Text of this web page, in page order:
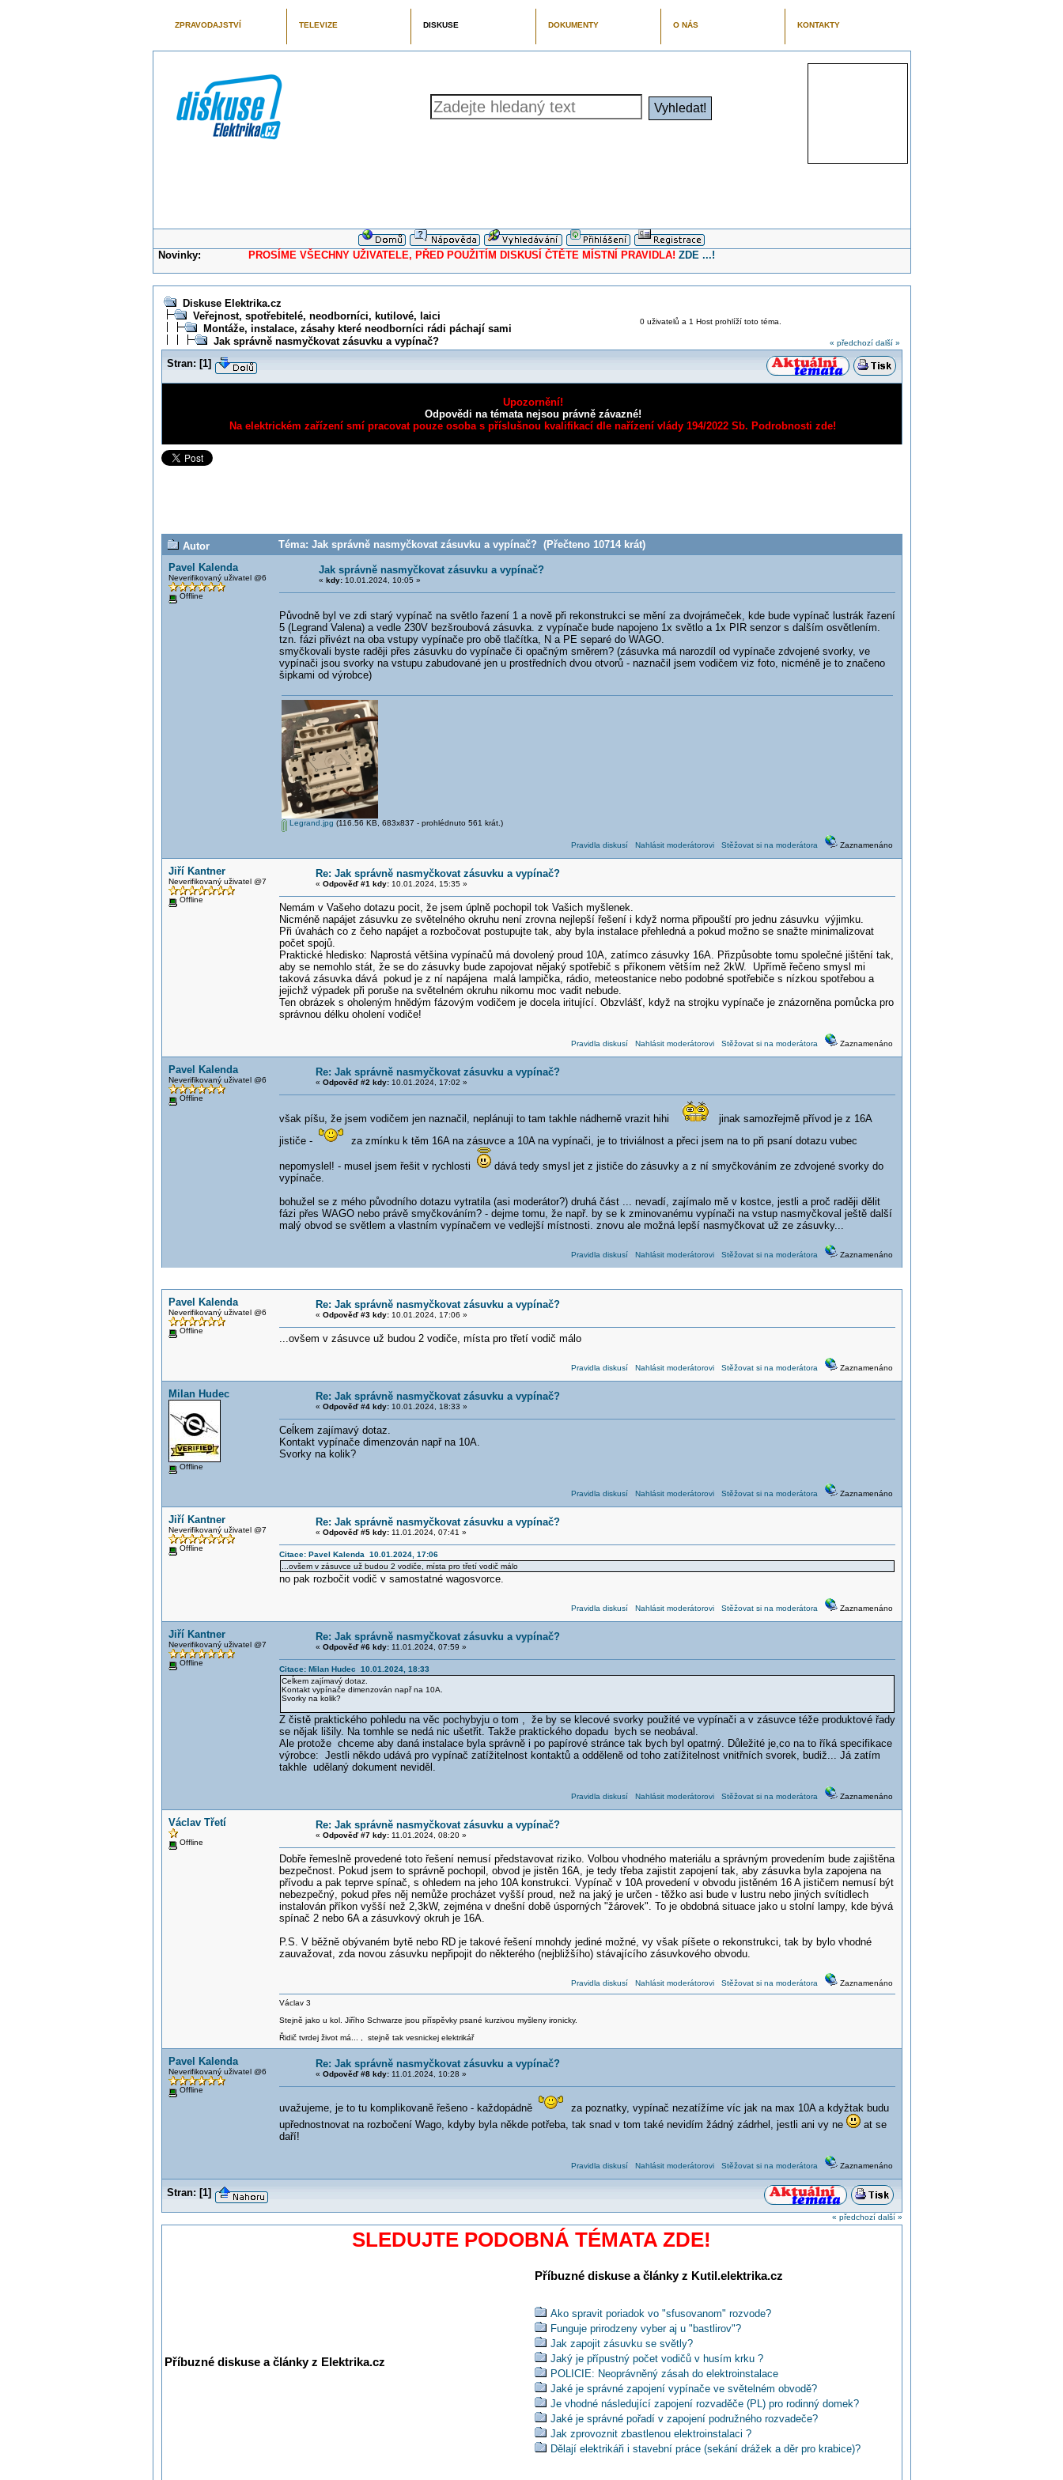
ZPRAVODAJSTVÍ TELEVIZE DISKUSE DOKUMENTY O NÁS KONTAKTY
Novinky: PROSÍME VŠECHNY UŽIVATELE, PŘED POUŽITÍM DISKUSÍ ČTĚTE MÍSTNÍ PRAVIDLA! ZDE ...!
Diskuse Elektrika.cz
Veřejnost, spotřebitelé, neodborníci, kutilové, laici
Montáže, instalace, zásahy které neodborníci rádi páchají sami
Jak správně nasmyčkovat zásuvku a vypínač?
0 uživatelů a 1 Host prohlíží toto téma.
« předchozí další »
Stran: [1]
Upozornění!
Odpovědi na témata nejsou právně závazné!
Na elektrickém zařízení smí pracovat pouze osoba s příslušnou kvalifikací dle nařízení vlády 194/2022 Sb. Podrobnosti zde!
Autor
Téma: Jak správně nasmyčkovat zásuvku a vypínač? (Přečteno 10714 krát)
Pavel Kalenda
Neverifikovaný uživatel @6
Offline
Jak správně nasmyčkovat zásuvku a vypínač?
« kdy:10.01.2024, 10:05 »
Původně byl ve zdi starý vypínač na světlo řazení 1 a nově při rekonstrukci se mění za dvojrámeček, kde bude vypínač lustrák řazení
5 (Legrand Valena) a vedle 230V bezšroubová zásuvka. z vypínače bude napojeno 1x světlo a 1x PIR senzor s dalším osvětlením.
tzn. fázi přivézt na oba vstupy vypínače pro obě tlačítka, N a PE separé do WAGO.
smyčkovali byste raději přes zásuvku do vypínače či opačným směrem? (zásuvka má narozdíl od vypínače zdvojené svorky, ve
vypínači jsou svorky na vstupu zabudované jen u prostředních dvou otvorů - naznačil jsem vodičem viz foto, nicméně je to značeno
šipkami od výrobce)
Legrand.jpg (116.56 KB, 683x837 - prohlédnuto 561 krát.)
Pravidla diskusí Nahlásit moderátorovi Stěžovat si na moderátora Zaznamenáno
Jiří Kantner
Neverifikovaný uživatel @7
Offline
Re: Jak správně nasmyčkovat zásuvku a vypínač?
« Odpověď #1 kdy:10.01.2024, 15:35 »
Nemám v Vašeho dotazu pocit, že jsem úplně pochopil tok Vašich myšlenek.
Nicméně napájet zásuvku ze světelného okruhu není zrovna nejlepší řešení i když norma připouští pro jednu zásuvku výjimku.
Při úvahách co z čeho napájet a rozbočovat postupujte tak, aby byla instalace přehledná a pokud možno se snažte minimalizovat
počet spojů.
Praktické hledisko: Naprostá většina vypínačů má dovolený proud 10A, zatímco zásuvky 16A. Přizpůsobte tomu společné jištění tak,
aby se nemohlo stát, že se do zásuvky bude zapojovat nějaký spotřebič s příkonem větším než 2kW. Upřímě řečeno smysl mi
taková zásuvka dává pokud je z ní napájena malá lampička, rádio, meteostanice nebo podobné spotřebiče s nízkou spotřebou a
jejichž výpadek při poruše na světelném okruhu nikomu moc vadit nebude.
Ten obrázek s oholeným hnědým fázovým vodičem je docela iritující. Obzvlášť, když na strojku vypínače je znázorněna pomůcka pro
správnou délku oholení vodiče!
Pravidla diskusí Nahlásit moderátorovi Stěžovat si na moderátora Zaznamenáno
Pavel Kalenda
Neverifikovaný uživatel @6
Offline
Re: Jak správně nasmyčkovat zásuvku a vypínač?
« Odpověď #2 kdy:10.01.2024, 17:02 »
však píšu, že jsem vodičem jen naznačil, neplánuji to tam takhle nádherně vrazit hihi
jinak samozřejmě přívod je z 16A
jističe -
za zmínku k těm 16A na zásuvce a 10A na vypínači, je to triviálnost a přeci jsem na to při psaní dotazu vubec
nepomyslel! - musel jsem řešit v rychlosti
dává tedy smysl jet z jističe do zásuvky a z ní smyčkováním ze zdvojené svorky do
vypínače.
bohužel se z mého původního dotazu vytratila (asi moderátor?) druhá část ... nevadí, zajímalo mě v kostce, jestli a proč raději dělit
fázi přes WAGO nebo právě smyčkováním? - dejme tomu, že např. by se k zminovanému vypínači na vstup nasmyčkoval ještě další
malý obvod se světlem a vlastním vypínačem ve vedlejší místnosti. znovu ale možná lepší nasmyčkovat už ze zásuvky...
Pravidla diskusí Nahlásit moderátorovi Stěžovat si na moderátora Zaznamenáno
Pavel Kalenda
Neverifikovaný uživatel @6
Offline
Re: Jak správně nasmyčkovat zásuvku a vypínač?
« Odpověď #3 kdy:10.01.2024, 17:06 »
...ovšem v zásuvce už budou 2 vodiče, místa pro třetí vodič málo
Pravidla diskusí Nahlásit moderátorovi Stěžovat si na moderátora Zaznamenáno
Milan Hudec
Offline
Re: Jak správně nasmyčkovat zásuvku a vypínač?
« Odpověď #4 kdy:10.01.2024, 18:33 »
Ceĺkem zajímavý dotaz.
Kontakt vypínače dimenzován např na 10A.
Svorky na kolik?
Pravidla diskusí Nahlásit moderátorovi Stěžovat si na moderátora Zaznamenáno
Jiří Kantner
Neverifikovaný uživatel @7
Offline
Re: Jak správně nasmyčkovat zásuvku a vypínač?
« Odpověď #5 kdy:11.01.2024, 07:41 »
Citace: Pavel Kalenda 10.01.2024, 17:06
...ovšem v zásuvce už budou 2 vodiče, místa pro třetí vodič málo
no pak rozbočit vodič v samostatné wagosvorce.
Pravidla diskusí Nahlásit moderátorovi Stěžovat si na moderátora Zaznamenáno
Jiří Kantner
Neverifikovaný uživatel @7
Offline
Re: Jak správně nasmyčkovat zásuvku a vypínač?
« Odpověď #6 kdy:11.01.2024, 07:59 »
Citace: Milan Hudec 10.01.2024, 18:33
Ceĺkem zajímavý dotaz.
Kontakt vypínače dimenzován např na 10A.
Svorky na kolik?
Z čistě praktického pohledu na věc pochybyju o tom , že by se klecové svorky použité ve vypínači a v zásuvce téže produktové řady
se nějak lišily. Na tomhle se nedá nic ušetřit. Takže praktického dopadu bych se neobával.
Ale protože chceme aby daná instalace byla správně i po papírové stránce tak bych byl opatrný. Důležité je,co na to říká specifikace
výrobce: Jestli někdo udává pro vypínač zatížitelnost kontaktů a odděleně od toho zatížitelnost vnitřních svorek, budiž... Já zatím
takhle udělaný dokument neviděl.
Pravidla diskusí Nahlásit moderátorovi Stěžovat si na moderátora Zaznamenáno
Václav Třetí
Offline
Re: Jak správně nasmyčkovat zásuvku a vypínač?
« Odpověď #7 kdy:11.01.2024, 08:20 »
Dobře řemeslně provedené toto řešení nemusí představovat riziko. Volbou vhodného materiálu a správným provedením bude zajištěna
bezpečnost. Pokud jsem to správně pochopil, obvod je jistěn 16A, je tedy třeba zajistit zapojení tak, aby zásuvka byla zapojena na
přívodu a pak teprve spínač, s ohledem na jeho 10A konstrukci. Vypínač v 10A provedení v obvodu jistěném 16 A jističem nemusí být
nebezpečný, pokud přes něj nemůže procházet vyšší proud, než na jaký je určen - těžko asi bude v lustru nebo jiných svítidlech
instalován příkon vyšší než 2,3kW, zejména v dnešní době úsporných "žárovek". To je obdobná situace jako u stolní lampy, kde bývá
spínač 2 nebo 6A a zásuvkový okruh je 16A.
P.S. V běžně obývaném bytě nebo RD je takové řešení mnohdy jediné možné, vy však píšete o rekonstrukci, tak by bylo vhodné
zauvažovat, zda novou zásuvku nepřipojit do některého (nejbližšího) stávajícího zásuvkového obvodu.
Pravidla diskusí Nahlásit moderátorovi Stěžovat si na moderátora Zaznamenáno
Václav 3
Stejně jako u kol. Jiřího Schwarze jsou příspěvky psané kurzivou myšleny ironicky.
Řidič tvrdej život má... , stejně tak vesnickej elektrikář
Pavel Kalenda
Neverifikovaný uživatel @6
Offline
Re: Jak správně nasmyčkovat zásuvku a vypínač?
« Odpověď #8 kdy:11.01.2024, 10:28 »
uvažujeme, je to tu komplikovaně řešeno - každopádně
za poznatky, vypínač nezatížíme víc jak na max 10A a kdyžtak budu
upřednostnovat na rozbočení Wago, kdyby byla někde potřeba, tak snad v tom také nevidím žádný zádrhel, jestli ani vy ne
at se
daří!
Pravidla diskusí Nahlásit moderátorovi Stěžovat si na moderátora Zaznamenáno
Stran: [1]
« předchozí další »
SLEDUJTE PODOBNÁ TÉMATA ZDE!
Příbuzné diskuse a články z Elektrika.cz
Příbuzné diskuse a články z Kutil.elektrika.cz
Ako spravit poriadok vo "sfusovanom" rozvode?
Funguje prirodzeny vyber aj u "bastlirov"?
Jak zapojit zásuvku se světly?
Jaký je přípustný počet vodičů v husím krku ?
POLICIE: Neoprávněný zásah do elektroinstalace
Jaké je správné zapojení vypínače ve světelném obvodě?
Je vhodné následující zapojení rozvaděče (PL) pro rodinný domek?
Jaké je správné pořadí v zapojení podružného rozvadeče?
Jak zprovoznit zbastlenou elektroinstalaci ?
Dělají elektrikáři i stavební práce (sekání drážek a děr pro krabice)?